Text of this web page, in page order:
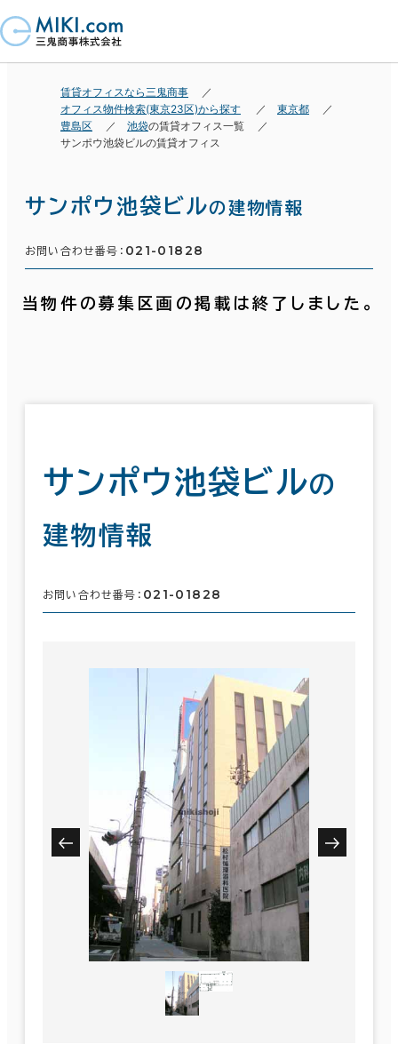
賃貸オフィスなら三鬼商事
オフィス物件検索(東京23区)から探す
東京都
豊島区
池袋の賃貸オフィス一覧
サンポウ池袋ビルの賃貸オフィス
サンポウ池袋ビルの建物情報
お問い合わせ番号： 021-01828
当物件の募集区画の掲載は終了しました。
サンポウ池袋ビルの
建物情報
お問い合わせ番号： 021-01828